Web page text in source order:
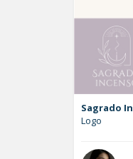
Sagrado
Logo